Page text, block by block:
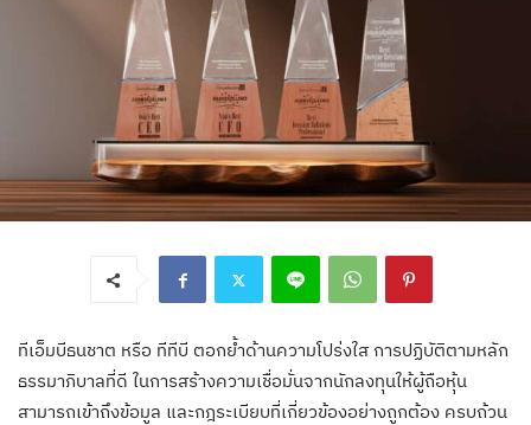
ทีเอ็มบีธนชาต หรือ ทีทีบี ตอกย้ำด้านความโปร่งใส การปฏิบัติตามหลัก
ธรรมาภิบาลที่ดี ในการสร้างความเชื่อมั่นจากนักลงทุนให้ผู้ถือหุ้น
สามารถเข้าถึงข้อมูล และกฎระเบียบที่เกี่ยวข้องอย่างถูกต้อง ครบถ้วน